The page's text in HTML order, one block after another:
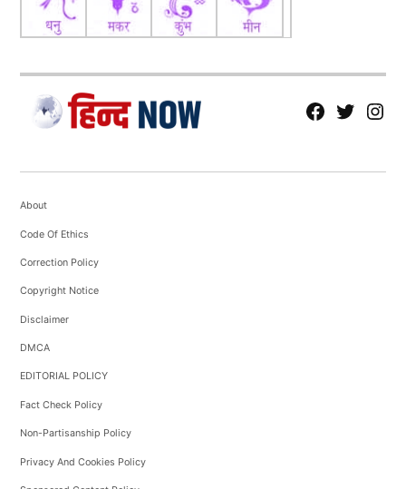
fb Tw tw
About
Code Of Ethics
Correction Policy
Copyright Notice
Disclaimer
DMCA
EDITORIAL POLICY
Fact Check Policy
Non-Partisanship Policy
Privacy And Cookies Policy